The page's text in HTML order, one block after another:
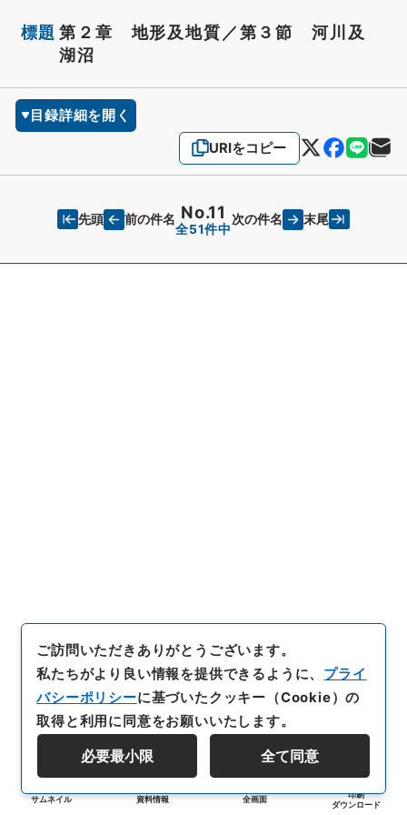
標題 第２章 地形及地質／第３節 河川及
湖沼
目録詳細を開く
URIをコピー
先頭 前の件名 No.11
全51件中
次の件名 末尾
サムネイル 資料情報 全画面
印刷
ダウンロード
ご訪問いただきありがとうございます。
私たちがより良い情報を提供できるように、 プライ
バシーポリシーに基づいたクッキー（Cookie）の
取得と利用に同意をお願いいたします。
必要最小限 全て同意